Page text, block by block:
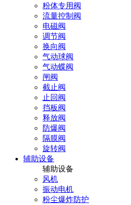
粉体专用阀
流量控制阀
电磁阀
调节阀
换向阀
气动球阀
气动蝶阀
闸阀
截止阀
止回阀
挡板阀
释放阀
防爆阀
隔膜阀
旋转阀
辅助设备
辅助设备
风机
振动电机
粉尘爆炸防护